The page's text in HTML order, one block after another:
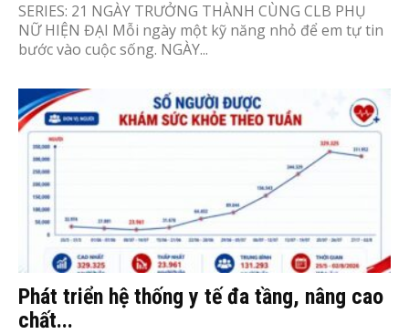
SERIES: 21 NGÀY TRƯỞNG THÀNH CÙNG CLB PHỤ
NỮ HIỆN ĐẠI Mỗi ngày một kỹ năng nhỏ để em tự tin
bước vào cuộc sống. NGÀY...
Phát triển hệ thống y tế đa tầng, nâng cao
chất...